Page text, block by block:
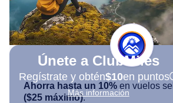
Únete a ClubMiles
Regístrate y obtén$10en puntos
Más información
Ahorra hasta un 10% en vuelos
($25 máximo).